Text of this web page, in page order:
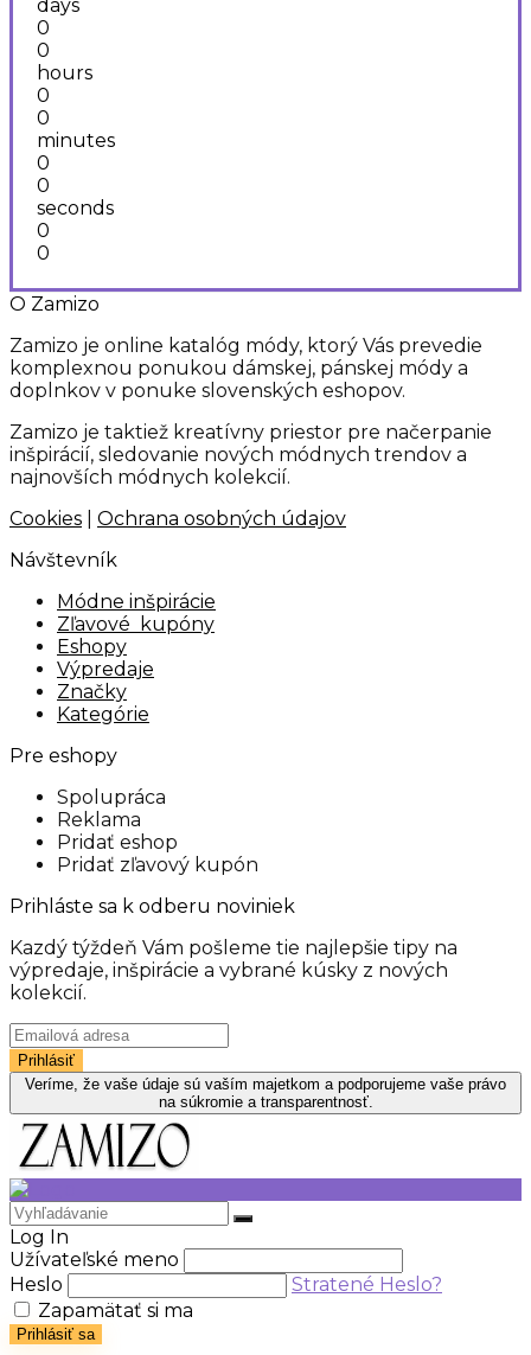
days
0
0
hours
0
0
minutes
0
0
seconds
0
0
O Zamizo
Zamizo je online katalóg módy, ktorý Vás prevedie
komplexnou ponukou dámskej, pánskej módy a
doplnkov v ponuke slovenských eshopov.
Zamizo je taktiež kreatívny priestor pre načerpanie
inšpirácií, sledovanie nových módnych trendov a
najnovších módnych kolekcií.
Cookies
Ochrana osobných údajov
Návštevník
Módne inšpirácie
Zľavové kupóny
Eshopy
Výpredaje
Značky
Kategórie
Pre eshopy
Spolupráca
Reklama
Pridať eshop
Pridať zľavový kupón
Prihláste sa k odberu noviniek
Kazdý týždeň Vám pošleme tie najlepšie tipy na
výpredaje, inšpirácie a vybrané kúsky z nových
kolekcií.
Veríme, že vaše údaje sú vaším majetkom a podporujeme vaše právo
na súkromie a transparentnosť.
Log In
Užívateľské meno
Heslo
Stratené Heslo?
Zapamätať si ma
Prihlásiť sa